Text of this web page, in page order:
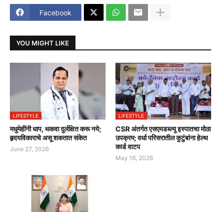
Facebook
YOU MIGHT LIKE
LIFESTYLE
मधुमेहींनी धाप, थकवा दुर्लक्षित करू नये;
हृदयविकाराचे असू शकतात संकेत
June 27, 2026
LIFESTYLE
CSR अंतर्गत एसएमडब्ल्यू इस्पातचा मोठा
उपक्रम; वर्धा परिसरातील कुटुंबांना हेल्थ
कार्ड वाटप
May 16, 2026